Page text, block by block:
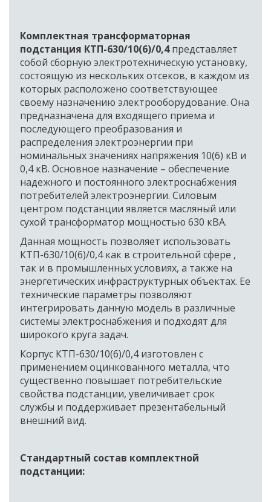
Комплектная трансформаторная
подстанция КТП-630/10(6)/0,4 представляет
собой сборную электротехническую установку,
состоящую из нескольких отсеков, в каждом из
которых расположено соответствующее
своему назначению электрооборудование. Она
предназначена для входящего приема и
последующего преобразования и
распределения электроэнергии при
номинальных значениях напряжения 10(6) кВ и
0,4 кВ. Основное назначение – обеспечение
надежного и постоянного электроснабжения
потребителей электроэнергии. Силовым
центром подстанции является масляный или
сухой трансформатор мощностью 630 кВА.
Данная мощность позволяет использовать
КТП-630/10(6)/0,4 как в строительной сфере ,
так и в промышленных условиях, а также на
энергетических инфраструктурных объектах. Ее
технические параметры позволяют
интегрировать данную модель в различные
системы электроснабжения и подходят для
широкого круга задач.
Корпус КТП-630/10(6)/0,4 изготовлен с
применением оцинкованного металла, что
существенно повышает потребительские
свойства подстанции, увеличивает срок
службы и поддерживает презентабельный
внешний вид.
Стандартный состав комплектной
подстанции: